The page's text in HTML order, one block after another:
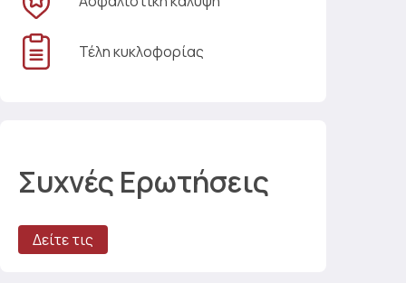
Τέλη κυκλοφορίας
Συχνές Ερωτήσεις
Δείτε τις